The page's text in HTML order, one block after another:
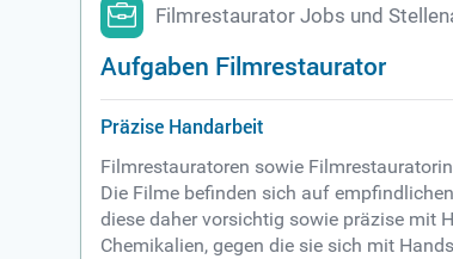
Filmrestaurator Jobs und
Aufgaben Filmrestaurator
Präzise Handarbeit
Filmrestauratoren sowie
Die Filme befinden sich auf
diese daher vorsichtig sowie präzise mit
Chemikalien, gegen die sie sich mit